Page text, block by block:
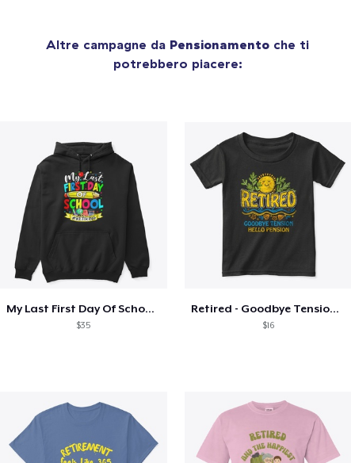
Altre campagne da Pensionamento che ti
potrebbero piacere:
My Last First Day Of School Retiring
$35
Retired - Goodbye Tension Hello Pension
$16